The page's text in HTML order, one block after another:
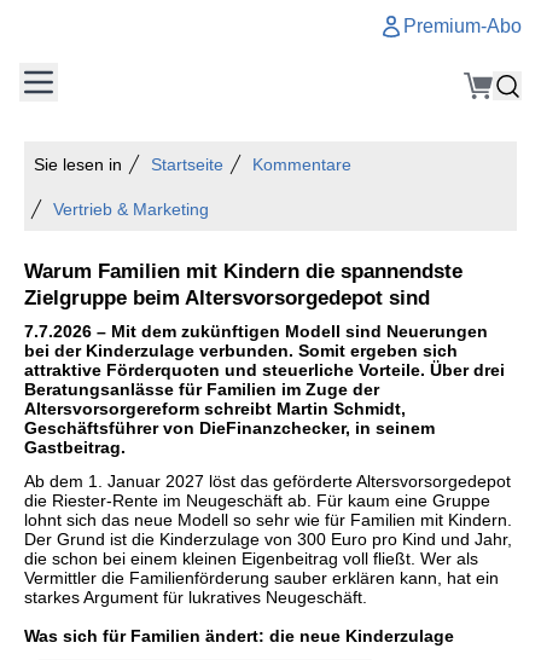
Premium-Abo
Sie lesen in Startseite Kommentare
Vertrieb & Marketing
Warum Familien mit Kindern die spannendste
Zielgruppe beim Altersvorsorgedepot sind
7.7.2026 – Mit dem zukünftigen Modell sind Neuerungen
bei der Kinderzulage verbunden. Somit ergeben sich
attraktive Förderquoten und steuerliche Vorteile. Über drei
Beratungsanlässe für Familien im Zuge der
Altersvorsorgereform schreibt Martin Schmidt,
Geschäftsführer von DieFinanzchecker, in seinem
Gastbeitrag.
Ab dem 1. Januar 2027 löst das geförderte Altersvorsorgedepot
die Riester-Rente im Neugeschäft ab. Für kaum eine Gruppe
lohnt sich das neue Modell so sehr wie für Familien mit Kindern.
Der Grund ist die Kinderzulage von 300 Euro pro Kind und Jahr,
die schon bei einem kleinen Eigenbeitrag voll fließt. Wer als
Vermittler die Familienförderung sauber erklären kann, hat ein
starkes Argument für lukratives Neugeschäft.
Was sich für Familien ändert: die neue Kinderzulage